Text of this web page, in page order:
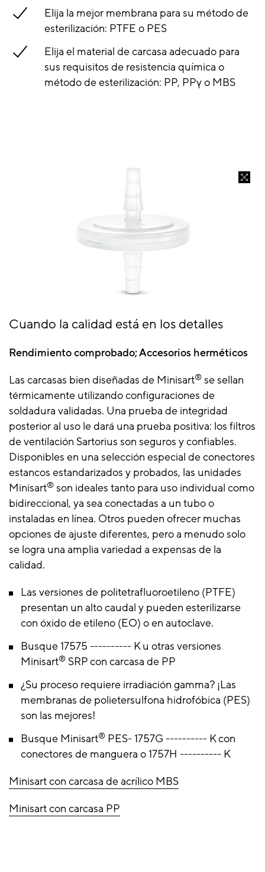
Elija la mejor membrana para su método de
esterilización: PTFE o PES
Elija el material de carcasa adecuado para
sus requisitos de resistencia química o
método de esterilización: PP, PPγ o MBS
Cuando la calidad está en los detalles
Rendimiento comprobado; Accesorios herméticos
Las carcasas bien diseñadas de Minisart® se sellan
térmicamente utilizando configuraciones de
soldadura validadas. Una prueba de integridad
posterior al uso le dará una prueba positiva: los filtros
de ventilación Sartorius son seguros y confiables.
Disponibles en una selección especial de conectores
estancos estandarizados y probados, las unidades
Minisart® son ideales tanto para uso individual como
bidireccional, ya sea conectadas a un tubo o
instaladas en línea. Otros pueden ofrecer muchas
opciones de ajuste diferentes, pero a menudo solo
se logra una amplia variedad a expensas de la
calidad.
Las versiones de politetrafluoroetileno (PTFE)
presentan un alto caudal y pueden esterilizarse
con óxido de etileno (EO) o en autoclave.
Busque 17575 ---------- K u otras versiones
Minisart® SRP con carcasa de PP
¿Su proceso requiere irradiación gamma? ¡Las
membranas de polietersulfona hidrofóbica (PES)
son las mejores!
Busque Minisart® PES- 1757G ---------- K con
conectores de manguera o 1757H ---------- K
Minisart con carcasa de acrílico MBS
Minisart con carcasa PP